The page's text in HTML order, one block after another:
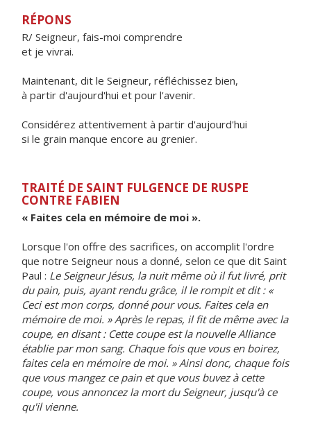
RÉPONS
R/ Seigneur, fais-moi comprendre
et je vivrai.
Maintenant, dit le Seigneur, réfléchissez bien,
à partir d'aujourd'hui et pour l'avenir.
Considérez attentivement à partir d'aujourd'hui
si le grain manque encore au grenier.
TRAITÉ DE SAINT FULGENCE DE RUSPE
CONTRE FABIEN
« Faites cela en mémoire de moi ».
Lorsque l'on offre des sacrifices, on accomplit l'ordre
que notre Seigneur nous a donné, selon ce que dit Saint
Paul : Le Seigneur Jésus, la nuit même où il fut livré, prit
du pain, puis, ayant rendu grâce, il le rompit et dit : «
Ceci est mon corps, donné pour vous. Faites cela en
mémoire de moi. » Après le repas, il fit de même avec la
coupe, en disant : Cette coupe est la nouvelle Alliance
établie par mon sang. Chaque fois que vous en boirez,
faites cela en mémoire de moi. » Ainsi donc, chaque fois
que vous mangez ce pain et que vous buvez à cette
coupe, vous annoncez la mort du Seigneur, jusqu'à ce
qu'il vienne.